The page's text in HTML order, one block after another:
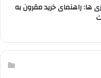
ها: راهنمای خرید مقرون به